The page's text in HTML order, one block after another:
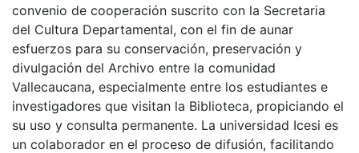
convenio de cooperación suscrito con la Secretaria
del Cultura Departamental, con el fin de aunar
esfuerzos para su conservación, preservación y
divulgación del Archivo entre la comunidad
Vallecaucana, especialmente entre los estudiantes e
investigadores que visitan la Biblioteca, propiciando el
su uso y consulta permanente. La universidad Icesi es
un colaborador en el proceso de difusión, facilitando